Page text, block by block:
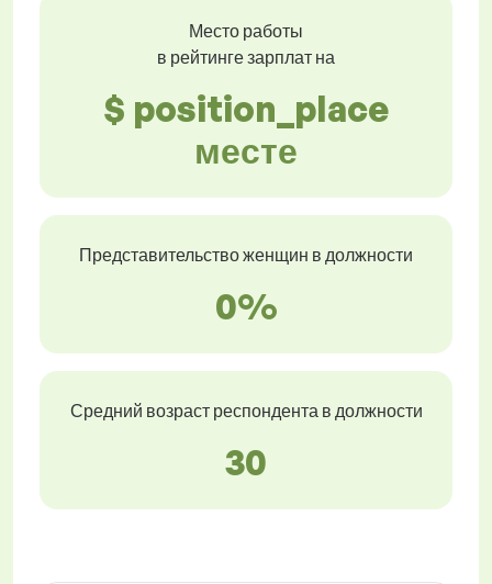
Место работы
в рейтинге зарплат на
$ position_place
месте
Представительство женщин в должности
0%
Средний возраст респондента в должности
30